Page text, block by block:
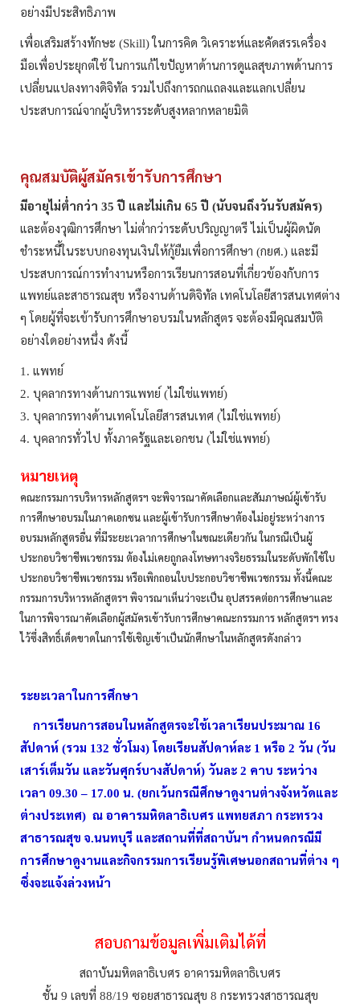
อย่างมีประสิทธิภาพ
เพื่อเสริมสร้างทักษะ (Skill) ในการคิด วิเคราะห์และคัดสรรเครื่อง
มือเพื่อประยุกต์ใช้ ในการแก้ไขปัญหาด้านการดูแลสุขภาพด้านการ
เปลี่ยนแปลงทางดิจิทัล รวมไปถึงการถกแถลงและแลกเปลี่ยน
ประสบการณ์จากผู้บริหารระดับสูงหลากหลายมิติ
คุณสมบัติผู้สมัครเข้ารับการศึกษา
มีอายุไม่ต่ำกว่า 35 ปี และไม่เกิน 65 ปี (นับจนถึงวันรับสมัคร)
และต้องวุฒิการศึกษา ไม่ต่ำกว่าระดับปริญญาตรี ไม่เป็นผู้ผิดนัด
ชำระหนี้ในระบบกองทุนเงินให้กู้ยืมเพื่อการศึกษา (กยศ.) และมี
ประสบการณ์การทำงานหรือการเรียนการสอนที่เกี่ยวข้องกับการ
แพทย์และสาธารณสุข หรืองานด้านดิจิทัล เทคโนโลยีสารสนเทศต่าง
ๆ โดยผู้ที่จะเข้ารับการศึกษาอบรมในหลักสูตร จะต้องมีคุณสมบัติ
อย่างใดอย่างหนึ่ง ดังนี้
1. แพทย์
2. บุคลากรทางด้านการแพทย์ (ไม่ใช่แพทย์)
3. บุคลากรทางด้านเทคโนโลยีสารสนเทศ (ไม่ใช่แพทย์)
4. บุคลากรทั่วไป ทั้งภาครัฐและเอกชน (ไม่ใช่แพทย์)
หมายเหตุ
คณะกรรมการบริหารหลักสูตรฯ จะพิจารณาคัดเลือกและสัมภาษณ์ผู้เข้ารับ
การศึกษาอบรมในภาคเอกชนและผู้เข้ารับการศึกษาต้องไม่อยู่ระหว่างการ
อบรมหลักสูตรอื่นที่มีระยะเวลาการศึกษาในขณะเดียวกันในกรณีเป็นผู้
ประกอบวิชาชีพเวชกรรม ต้องไม่เคยถูกลงโทษทางจริยธรรมในระดับพักใช้ใบ
ประกอบวิชาชีพเวชกรรม หรือเพิกถอนใบประกอบวิชาชีพเวชกรรม ทั้งนี้คณะ
กรรมการบริหารหลักสูตรฯ พิจารณาเห็นว่าจะเป็นอุปสรรคต่อการศึกษาและ
ในการพิจารณาคัดเลือกผู้สมัครเข้ารับการศึกษาคณะกรรมการหลักสูตรฯ ทรง
ไว้ซึ่งสิทธิ์เด็ดขาดในการใช้เชิญเข้าเป็นนักศึกษาในหลักสูตรดังกล่าว
ระยะเวลาในการศึกษา
การเรียนการสอนในหลักสูตรจะใช้เวลาเรียนประมาณ 16
สัปดาห์ (รวม 132 ชั่วโมง) โดยเรียนสัปดาห์ละ 1 หรือ 2 วัน (วัน
เสาร์เต็มวัน และวันศุกร์บางสัปดาห์) วันละ 2 คาบ ระหว่าง
เวลา 09.30 – 17.00 น. (ยกเว้นกรณีศึกษาดูงานต่างจังหวัดและ
ต่างประเทศ) ณ อาคารมหิตลาธิเบศร แพทยสภา กระทรวง
สาธารณสุข จ.นนทบุรี และสถานที่ที่สถาบันฯ กำหนดกรณีมี
การศึกษาดูงานและกิจกรรมการเรียนรู้พิเศษนอกสถานที่ต่าง ๆ
ซึ่งจะแจ้งล่วงหน้า
สอบถามข้อมูลเพิ่มเติมได้ที่
สถาบันมหิตลาธิเบศร อาคารมหิตลาธิเบศร
ชั้น 9 เลขที่ 88/19 ซอยสาธารณสุข 8 กระทรวงสาธารณสุข